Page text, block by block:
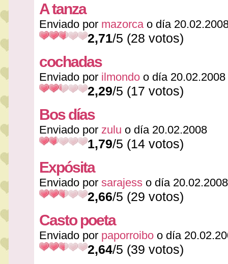
A tanza
Enviado por mazorcao día
2,71/5 (28 votos)
cochadas
Enviado por ilmondo o día 20.02.2008
2,29/5 (17 votos)
Bos días
Enviado por zulu o día 20.02.2008
1,79/5 (14 votos)
Expósita
Enviado por sarajess o día 20.02.2008
2,66/5 (29 votos)
Casto poeta
Enviado por paporroibo o día
2,64/5 (39 votos)